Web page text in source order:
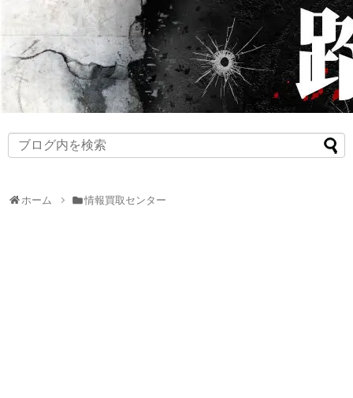
ホーム 情報買取センター